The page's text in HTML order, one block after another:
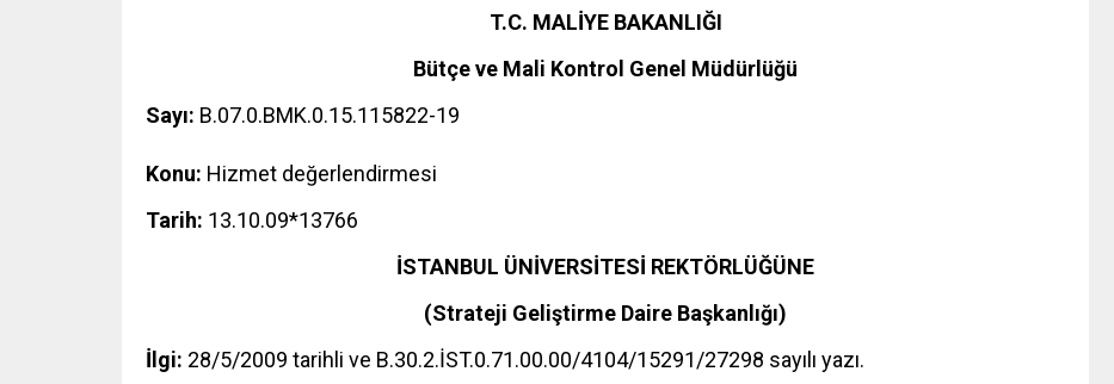
T.C. MALİYE BAKANLIĞI
Bütçe ve Mali Kontrol Genel Müdürlüğü
Sayı: B.07.0.BMK.0.15.115822-19
Konu: Hizmet değerlendirmesi
Tarih: 13.10.09*13766
İSTANBUL ÜNİVERSİTESİ REKTÖRLÜĞÜNE
(Strateji Geliştirme Daire Başkanlığı)
İlgi: 28/5/2009 tarihli ve B.30.2.İST.0.71.00.00/4104/15291/27298 sayılı yazı.